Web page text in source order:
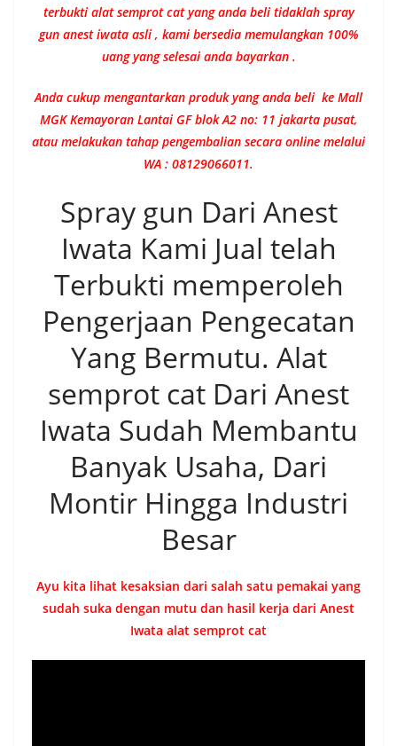
terbukti alat semprot cat yang anda beli tidaklah spray
gun anest iwata asli , kami bersedia memulangkan 100%
uang yang selesai anda bayarkan .
Anda cukup mengantarkan produk yang anda beli ke Mall
MGK Kemayoran Lantai GF blok A2 no: 11 jakarta pusat,
atau melakukan tahap pengembalian secara online melalui
WA : 08129066011.
Spray gun Dari Anest
Iwata Kami Jual telah
Terbukti memperoleh
Pengerjaan Pengecatan
Yang Bermutu. Alat
semprot cat Dari Anest
Iwata Sudah Membantu
Banyak Usaha, Dari
Montir Hingga Industri
Besar
Ayu kita lihat kesaksian dari salah satu pemakai yang
sudah suka dengan mutu dan hasil kerja dari Anest
Iwata alat semprot cat